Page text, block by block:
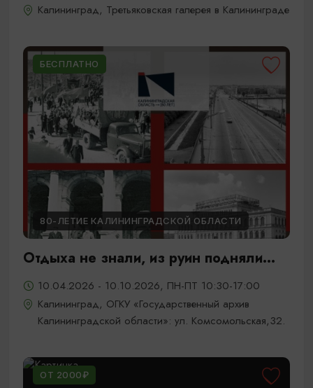
Калининград, Третьяковская галерея в Калининграде
БЕСПЛАТНО
80-ЛЕТИЕ КАЛИНИНГРАДСКОЙ ОБЛАСТИ
Отдыха не знали, из руин подняли...
10.04.2026 - 10.10.2026, ПН-ПТ 10:30-17:00
Калининград, ОГКУ «Государственный архив
Калининградской области»: ул. Комсомольская,32.
ОТ 2000₽